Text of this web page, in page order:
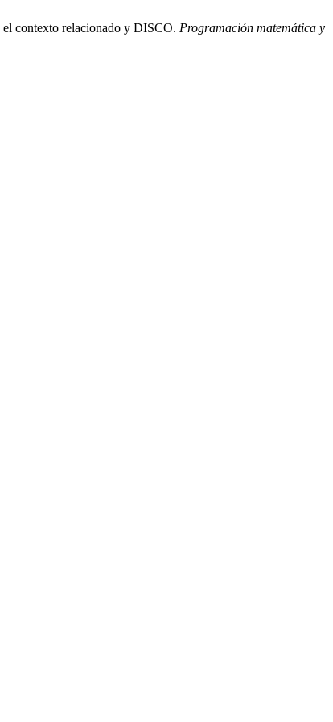
contexto relacionado y DISCO. Programación matemática y